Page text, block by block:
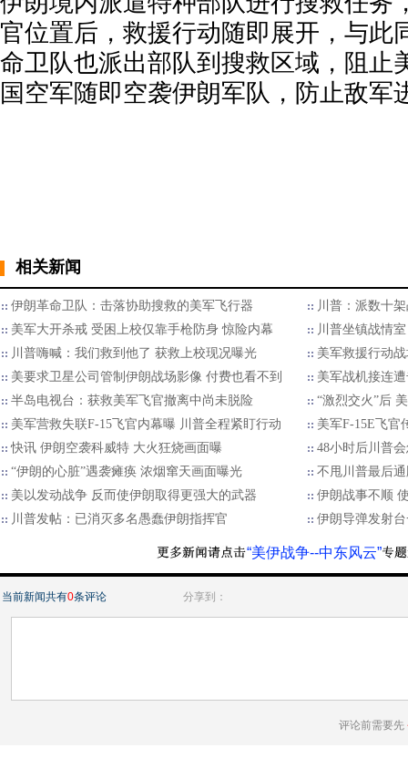
官位置后，救援行动随即展开，与此
命卫队也派出部队到搜救区域，阻止
国空军随即空袭伊朗军队，防止敌军
相关新闻
伊朗革命卫队：击落协助搜救的美军飞行器
川普：派数十
美军大开杀戒 受困上校仅靠手枪防身 惊险内幕
川普坐镇战情
川普嗨喊：我们救到他了 获救上校现况曝光
美军救援行动
美要求卫星公司管制伊朗战场影像 付费也看不到
美军战机接连
半岛电视台：获救美军飞官撤离中尚未脱险
“激烈交火”后
美军营救失联F-15飞官内幕曝 川普全程紧盯行动
美军F-15E飞官
快讯 伊朗空袭科威特 大火狂烧画面曝
48小时后川普
“伊朗的心脏”遇袭瘫痪 浓烟窜天画面曝光
不甩川普最后
美以发动战争 反而使伊朗取得更强大的武器
伊朗战事不顺
川普发帖：已消灭多名愚蠢伊朗指挥官
伊朗导弹发射
“美伊战争--中东风云”
当前新闻共有0条评论 分享到：
评论前需要先